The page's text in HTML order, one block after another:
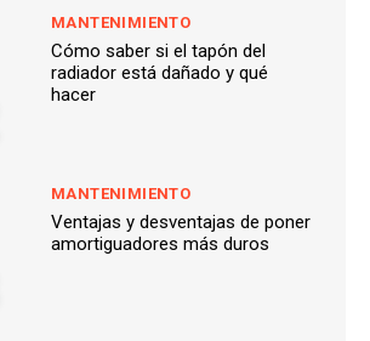
MANTENIMIENTO
Cómo saber si el tapón del
radiador está dañado y qué
hacer
MANTENIMIENTO
Ventajas y desventajas de poner
amortiguadores más duros